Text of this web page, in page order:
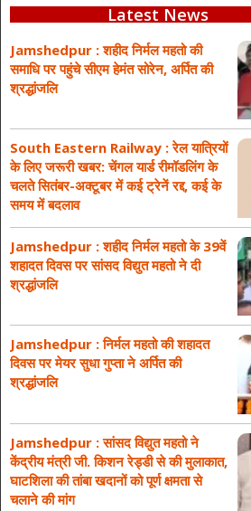
Latest News
Jamshedpur : शहीद निर्मल महतो की
समाधि पर पहुंचे सीएम हेमंत सोरेन, अर्पित की
श्रद्धांजलि
South Eastern Railway : रेल यात्रियों
के लिए जरूरी खबर: चेंगल यार्ड रीमॉडलिंग के
चलते सितंबर-अक्टूबर में कई ट्रेनें रद्द, कई के
समय में बदलाव
Jamshedpur : शहीद निर्मल महतो के 39वें
शहादत दिवस पर सांसद विद्युत महतो ने दी
श्रद्धांजलि
Jamshedpur : निर्मल महतो की शहादत
दिवस पर मेयर सुधा गुप्ता ने अर्पित की
श्रद्धांजलि
Jamshedpur : सांसद विद्युत महतो ने
केंद्रीय मंत्री जी. किशन रेड्डी से की मुलाकात,
घाटशिला की तांबा खदानों को पूर्ण क्षमता से
चलाने की मांग